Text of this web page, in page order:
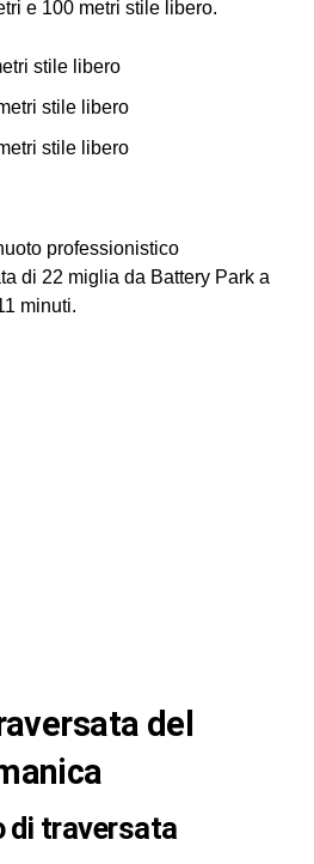
e 100 metri stile libero.
stile libero
stile libero
stile libero
professionistico
di 22 miglia da Battery Park a
minuti.
di traversata